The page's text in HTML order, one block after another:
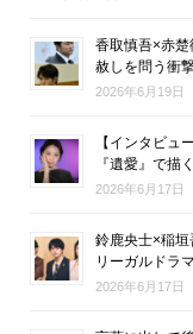
香取慎吾×赤
赦しを問う衝
2026年6月19日
【インタビ
『遺愛』で描
2026年6月17日
鈴鹿央士×稲
リーガルドラ
2026年6月17日